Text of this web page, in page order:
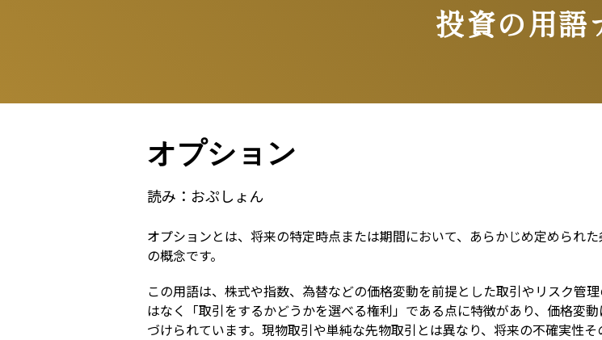
投資の用語
オプション
読み： おぷしょん
オプションとは、将来の特定時点または期間において、あらかじめ定められ
の概念です。
この用語は、株式や指数、為替などの価格変動を前提とした取引やリスク管
はなく「取引をするかどうかを選べる権利」である点に特徴があり、価格変
づけられています。現物取引や単純な先物取引とは異なり、将来の不確実性